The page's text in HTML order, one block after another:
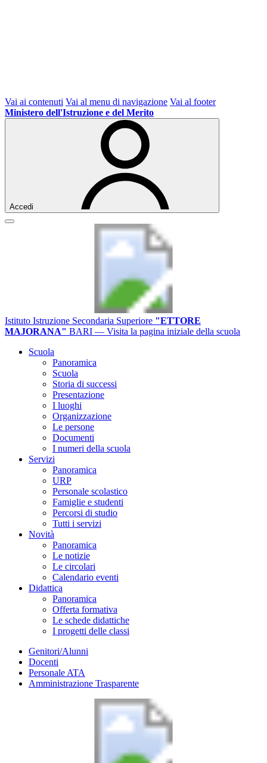
Vai ai contenuti Vai al menu di navigazione Vai al footer
Ministero dell'Istruzione e del Merito
Accedi
Istituto Istruzione Secondaria Superiore "ETTORE
MAJORANA" BARI — Visita la pagina iniziale della scuola
Scuola
Panoramica
Scuola
Storia di successi
Presentazione
I luoghi
Organizzazione
Le persone
Documenti
I numeri della scuola
Servizi
Panoramica
URP
Personale scolastico
Famiglie e studenti
Percorsi di studio
Tutti i servizi
Novità
Panoramica
Le notizie
Le circolari
Calendario eventi
Didattica
Panoramica
Offerta formativa
Le schede didattiche
I progetti delle classi
Genitori/Alunni
Docenti
Personale ATA
Amministrazione Trasparente